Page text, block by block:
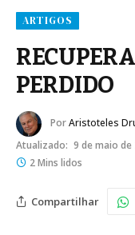
ARTIGOS
PERDIDO
PorAristoteles
Atualizado: 9 de maio de
2 Mins lidos
Compartilhar